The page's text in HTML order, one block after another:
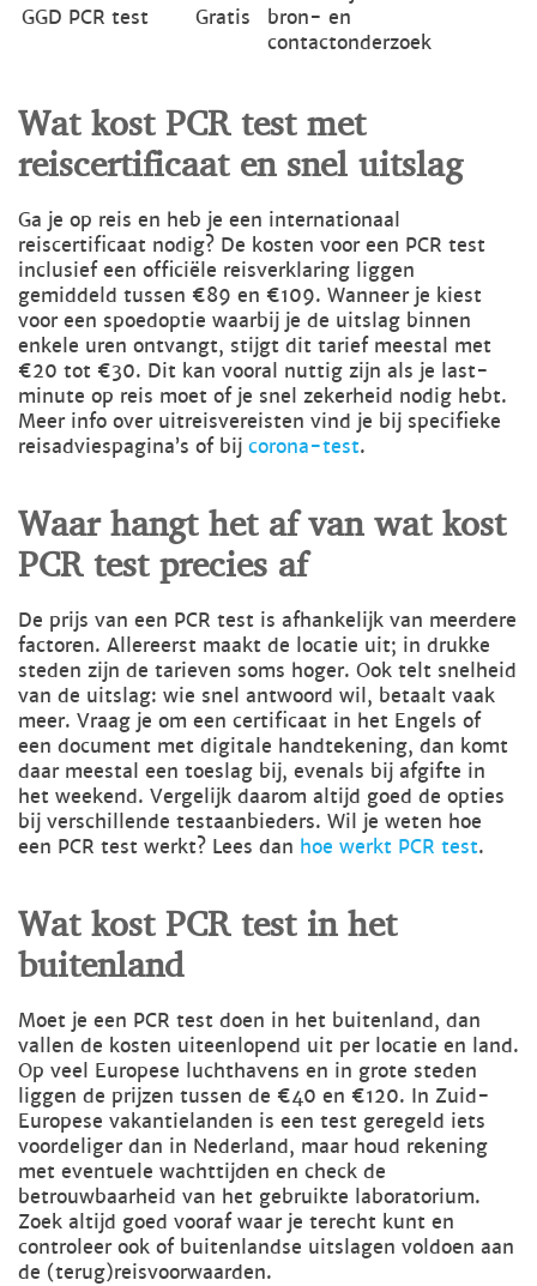
GGD PCR test Gratis
bron- en
contactonderzoek
Wat kost PCR test met
reiscertificaat en snel uitslag
Ga je op reis en heb je een internationaal
reiscertificaat nodig? De kosten voor een PCR test
inclusief een officiële reisverklaring liggen
gemiddeld tussen €89 en €109. Wanneer je kiest
voor een spoedoptie waarbij je de uitslag binnen
enkele uren ontvangt, stijgt dit tarief meestal met
€20 tot €30. Dit kan vooral nuttig zijn als je last-
minute op reis moet of je snel zekerheid nodig hebt.
Meer info over uitreisvereisten vind je bij specifieke
reisadviespagina’s of bij corona-test.
Waar hangt het af van wat kost
PCR test precies af
De prijs van een PCR test is afhankelijk van meerdere
factoren. Allereerst maakt de locatie uit; in drukke
steden zijn de tarieven soms hoger. Ook telt snelheid
van de uitslag: wie snel antwoord wil, betaalt vaak
meer. Vraag je om een certificaat in het Engels of
een document met digitale handtekening, dan komt
daar meestal een toeslag bij, evenals bij afgifte in
het weekend. Vergelijk daarom altijd goed de opties
bij verschillende testaanbieders. Wil je weten hoe
een PCR test werkt? Lees dan hoe werkt PCR test.
Wat kost PCR test in het
buitenland
Moet je een PCR test doen in het buitenland, dan
vallen de kosten uiteenlopend uit per locatie en land.
Op veel Europese luchthavens en in grote steden
liggen de prijzen tussen de €40 en €120. In Zuid-
Europese vakantielanden is een test geregeld iets
voordeliger dan in Nederland, maar houd rekening
met eventuele wachttijden en check de
betrouwbaarheid van het gebruikte laboratorium.
Zoek altijd goed vooraf waar je terecht kunt en
controleer ook of buitenlandse uitslagen voldoen aan
de (terug)reisvoorwaarden.